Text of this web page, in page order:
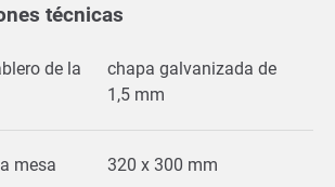
técnicas
de la
chapa galvanizada de
1,5 mm
mesa 320 x 300 mm